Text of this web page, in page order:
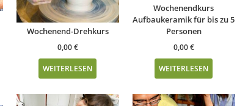
Wochenend-Drehkurs
0,00€
WEITERLESEN
Wochenendkurs
Aufbaukeramik für bis zu 5
Personen
0,00€
WEITERLESEN